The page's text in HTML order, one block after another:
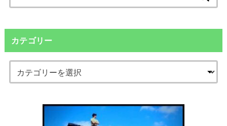
索:
カテゴリー